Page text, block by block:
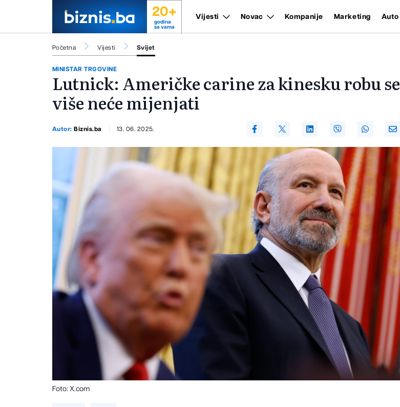
20+
godina
sa vama
Vijesti Novac Kompanije Marketing Auto
Početna Vijesti Svijet
MINISTAR TRGOVINE
Lutnick: Američke carine za kinesku robu se
više neće mijenjati
Autor:Biznis.ba 13. 06. 2025.
Foto: X.com